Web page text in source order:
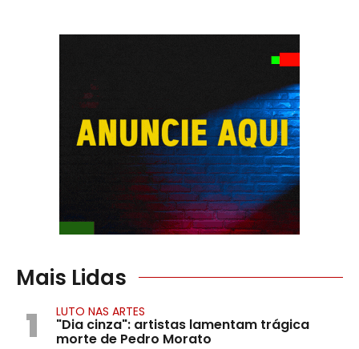
Mais Lidas
1 LUTO NAS ARTES
"Dia cinza": artistas lamentam trágica
morte de Pedro Morato